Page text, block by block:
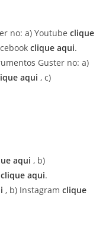
no: a) Youtube clique
clique aqui.
Guster no: a)
aqui , c)
aqui , b)
clique aqui.
, b) Instagram clique